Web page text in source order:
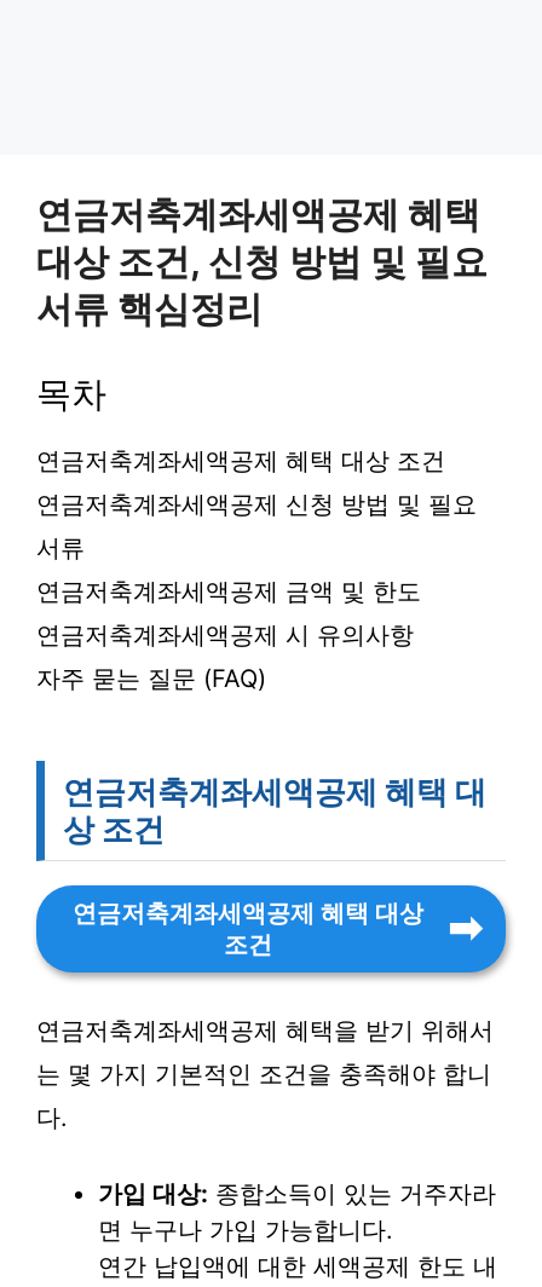
연금저축계좌세액공제 혜택
대상 조건, 신청 방법 및 필요
서류 핵심정리
목차
연금저축계좌세액공제 혜택 대상 조건
연금저축계좌세액공제 신청 방법 및 필요
서류
연금저축계좌세액공제 금액 및 한도
연금저축계좌세액공제 시 유의사항
자주 묻는 질문 (FAQ)
연금저축계좌세액공제 혜택 대
상 조건
연금저축계좌세액공제 혜택 대상
조건
연금저축계좌세액공제 혜택을 받기 위해서
는 몇 가지 기본적인 조건을 충족해야 합니
다.
가입 대상: 종합소득이 있는 거주자라
면 누구나 가입 가능합니다.
연간 납입액에 대한 세액공제 한도 내